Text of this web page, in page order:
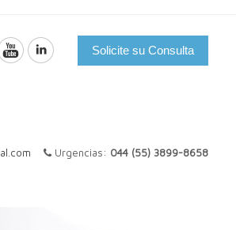
Solicite su Consulta
Urgencias: 044 (55) 3899-8658
DE